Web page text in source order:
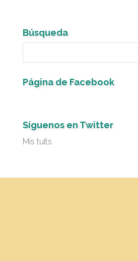
Búsqueda
Página de Facebook
Síguenos en Twitter
Mis tuits